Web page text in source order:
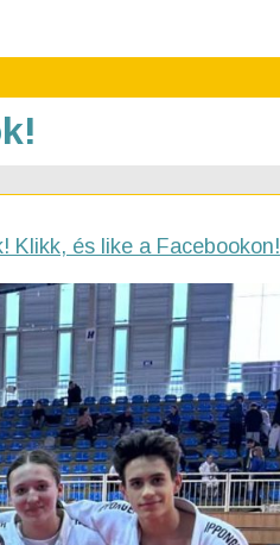
Klikk, és like a Facebookon!